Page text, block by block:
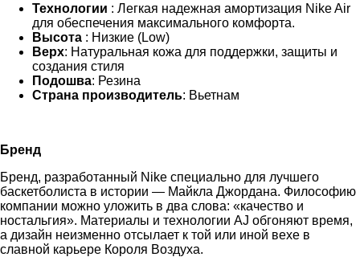
Технологии : Легкая надежная амортизация Nike Air
для обеспечения максимального комфорта.
Высота : Низкие (Low)
Верх: Натуральная кожа для поддержки, защиты и
создания стиля
Подошва: Резина
Страна производитель: Вьетнам
Бренд
Бренд, разработанный Nike специально для лучшего
баскетболиста в истории — Майкла Джордана. Философию
компании можно уложить в два слова: «качество и
ностальгия». Материалы и технологии AJ обгоняют время,
а дизайн неизменно отсылает к той или иной вехе в
славной карьере Короля Воздуха.